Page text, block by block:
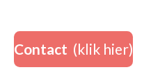
Contact (klik hier)